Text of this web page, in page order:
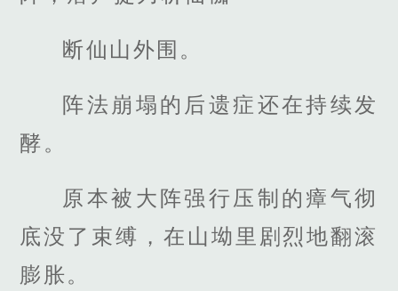
断仙山外围。
阵法崩塌的后遗症还在持续发
酵。
原本被大阵强行压制的瘴气彻
底没了束缚，在山坳里剧烈地翻滚
膨胀。